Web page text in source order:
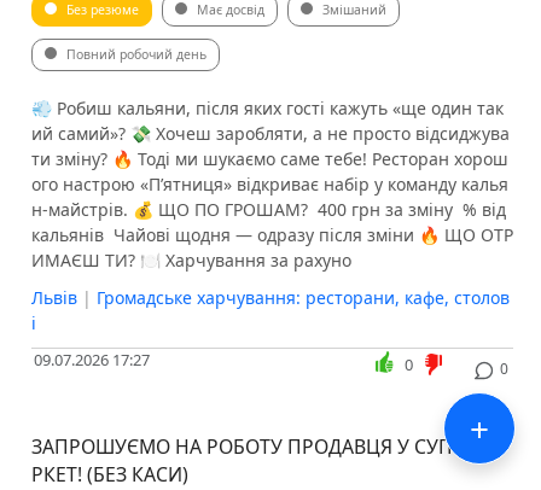
Без резюме Має досвід Змішаний
Повний робочий день
💨 Робиш кальяни, після яких гості кажуть «ще один так
ий самий»? 💸 Хочеш заробляти, а не просто відсиджува
ти зміну? 🔥 Тоді ми шукаємо саме тебе! Ресторан хорош
ого настрою «П’ятниця» відкриває набір у команду калья
н-майстрів. 💰 ЩО ПО ГРОШАМ? ️ 400 грн за зміну ️ % від
кальянів ️ Чайові щодня — одразу після зміни 🔥 ЩО ОТР
ИМАЄШ ТИ? 🍽 Харчування за рахуно
Львів | Громадське харчування: ресторани, кафе, столов
і
09.07.2026 17:27 0
0
ЗАПРОШУЄМО НА РОБОТУ ПРОДАВЦЯ У СУПЕРМА
РКЕТ! (БЕЗ КАСИ)
+